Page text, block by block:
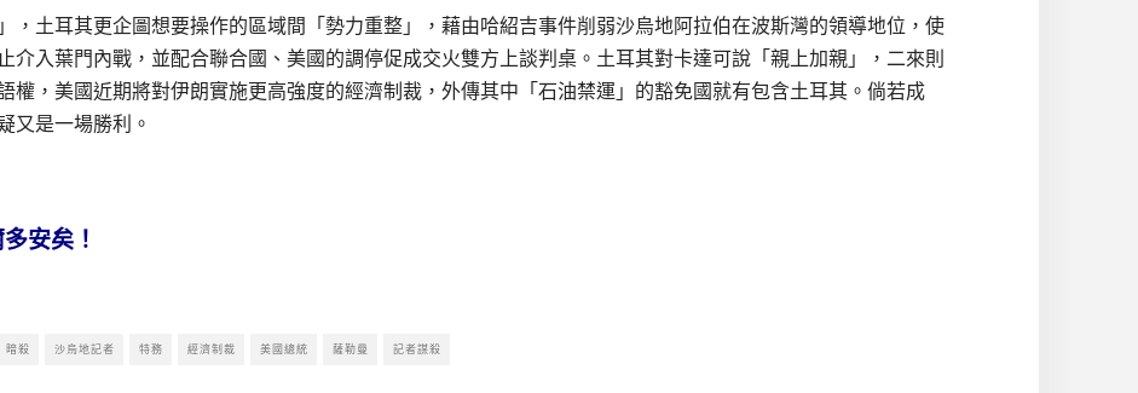
，土耳其更企圖想要操作的區域間「勢力重整」，藉由哈紹吉事件削弱沙烏地阿拉伯在波斯灣的領導地位，使
介入葉門內戰，並配合聯合國、美國的調停促成交火雙方上談判桌。土耳其對卡達可說「親上加親」，二來則
權，美國近期將對伊朗實施更高強度的經濟制裁，外傳其中「石油禁運」的豁免國就有包含土耳其。倘若成
又是一場勝利。
安矣！
暗殺 沙烏地記者 特務 經濟制裁 美國總統 薩勒曼 記者謀殺